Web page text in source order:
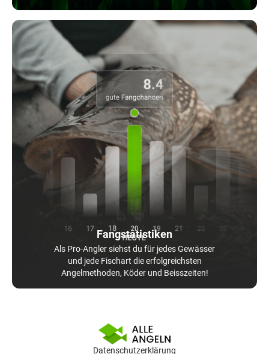
Fangstatistiken
Als Pro-Angler siehst du für jedes Gewässer
und jede Fischart die erfolgreichsten
Angelmethoden, Köder und Beisszeiten!
Datenschutzerklärung